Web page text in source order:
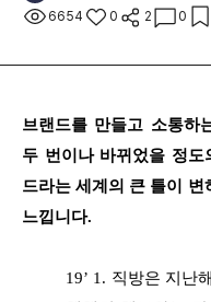
6654 0 2 0
브랜드를 만들고 소통하
두 번이나 바뀌었을 정도
드라는 세계의 큰 틀이
느낍니다.
19’ 1. 직방은 지난